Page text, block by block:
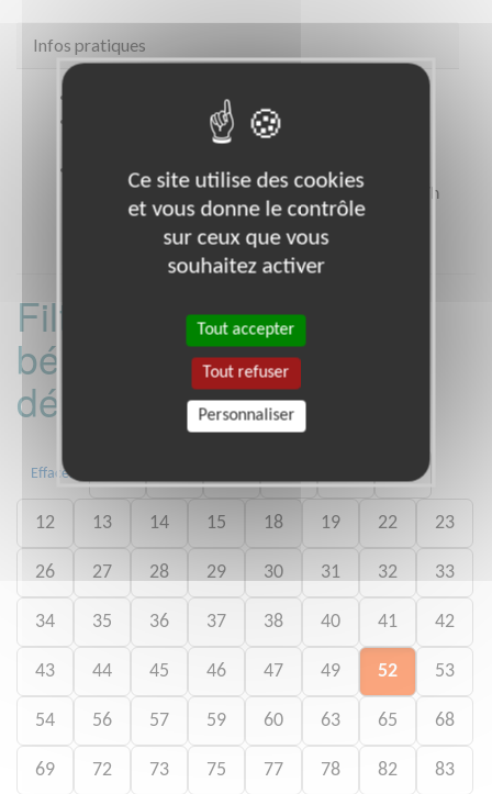
Infos pratiques
www.petitsfreresdespauvres.fr
14 rue César Franck NANTES
Heures d'ouverture
lundi au vendredi de 9h30 à 12h30 et de 14h à 17h
Filtrer les missions
bénévoles par
département :
Effacer
12 13 14 15 18 19 22 23
26 27 28 29 30 31 32 33
34 35 36 37 38 40 41 42
43 44 45 46 47 49 52 53
54 56 57 59 60 63 65 68
69 72 73 75 77 78 82 83
Ce site utilise des cookies
et vous donne le contrôle
sur ceux que vous
souhaitez activer
Tout accepter
Tout refuser
Personnaliser